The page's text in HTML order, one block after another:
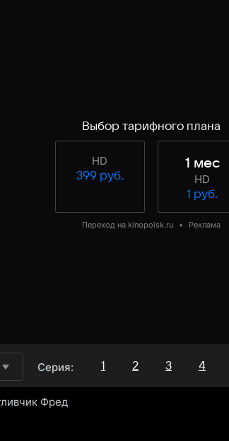
Выбор тарифного плана
HD
399 руб.
1 мес
HD
1 руб.
Переход на kinopoisk.ru • Реклама
Серия: 1 2 3 4
Фред